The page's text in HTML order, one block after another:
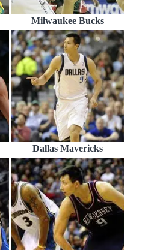
Milwaukee Bucks
Dallas Mavericks